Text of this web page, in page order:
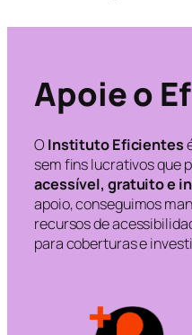
Apoie o
O Instituto Eficientes
sem fins lucrativos que
acessível, gratuito e
apoio, conseguimos
recursos de
para coberturas e